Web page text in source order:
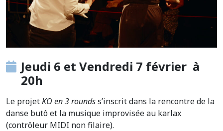
Jeudi 6 et Vendredi 7 février à
20h
Le projetKO en 3 roundss’inscrit dans la rencontre de la
danse butô et la musique improvisée au karlax
(contrôleur MIDI non filaire).